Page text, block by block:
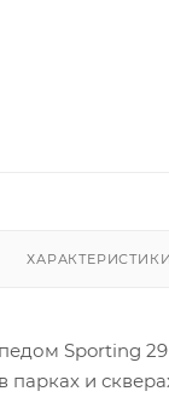
ХАРАКТЕРИСТИКИ
Sporting
парках и